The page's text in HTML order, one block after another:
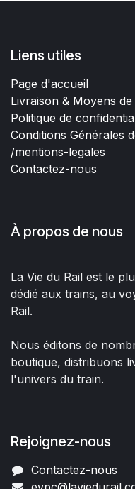
Liens utiles
Page d'accueil
Livraison & Moyens
Politique de
Conditions Générales
/mentions-legales
Contactez-nous
À propos de nous
La Vie du Rail est le
dédié aux trains, au
Rail.
Nous éditons de
boutique, distribuons
l'univers du train.
Rejoignez-nous
Contactez-nous